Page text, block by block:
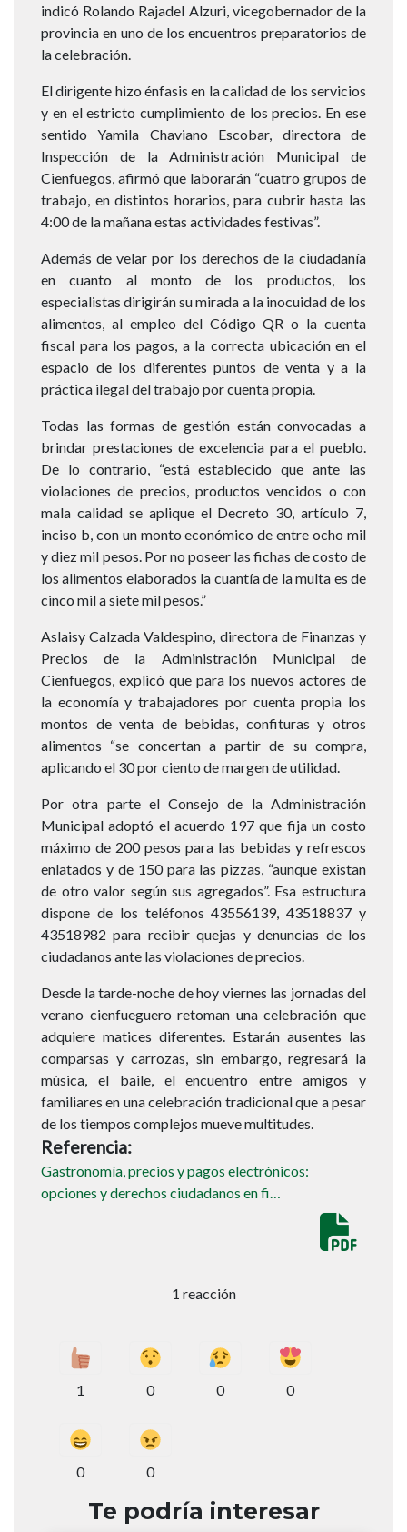
indicó Rolando Rajadel Alzuri, vicegobernador de la
provincia en uno de los encuentros preparatorios de
la celebración.
El dirigente hizo énfasis en la calidad de los servicios
y en el estricto cumplimiento de los precios. En ese
sentido Yamila Chaviano Escobar, directora de
Inspección de la Administración Municipal de
Cienfuegos, afirmó que laborarán “cuatro grupos de
trabajo, en distintos horarios, para cubrir hasta las
4:00 de la mañana estas actividades festivas”.
Además de velar por los derechos de la ciudadanía
en cuanto al monto de los productos, los
especialistas dirigirán su mirada a la inocuidad de los
alimentos, al empleo del Código QR o la cuenta
fiscal para los pagos, a la correcta ubicación en el
espacio de los diferentes puntos de venta y a la
práctica ilegal del trabajo por cuenta propia.
Todas las formas de gestión están convocadas a
brindar prestaciones de excelencia para el pueblo.
De lo contrario, “está establecido que ante las
violaciones de precios, productos vencidos o con
mala calidad se aplique el Decreto 30, artículo 7,
inciso b, con un monto económico de entre ocho mil
y diez mil pesos. Por no poseer las fichas de costo de
los alimentos elaborados la cuantía de la multa es de
cinco mil a siete mil pesos.”
Aslaisy Calzada Valdespino, directora de Finanzas y
Precios de la Administración Municipal de
Cienfuegos, explicó que para los nuevos actores de
la economía y trabajadores por cuenta propia los
montos de venta de bebidas, confituras y otros
alimentos “se concertan a partir de su compra,
aplicando el 30 por ciento de margen de utilidad.
Por otra parte el Consejo de la Administración
Municipal adoptó el acuerdo 197 que fija un costo
máximo de 200 pesos para las bebidas y refrescos
enlatados y de 150 para las pizzas, “aunque existan
de otro valor según sus agregados”. Esa estructura
dispone de los teléfonos 43556139, 43518837 y
43518982 para recibir quejas y denuncias de los
ciudadanos ante las violaciones de precios.
Desde la tarde-noche de hoy viernes las jornadas del
verano cienfueguero retoman una celebración que
adquiere matices diferentes. Estarán ausentes las
comparsas y carrozas, sin embargo, regresará la
música, el baile, el encuentro entre amigos y
familiares en una celebración tradicional que a pesar
de los tiempos complejos mueve multitudes.
Referencia
Gastronomía, precios y pagos electrónicos:
opciones y derechos ciudadanos en fi…
1 reacción
1 0 0 0
0 0
Te podría interesar